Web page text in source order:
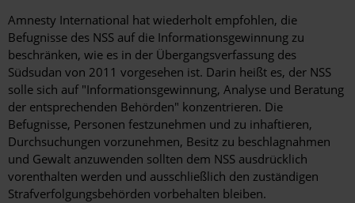
Amnesty International hat wiederholt empfohlen, die
Befugnisse des NSS auf die Informationsgewinnung zu
beschränken, wie es in der Übergangsverfassung des
Südsudan von 2011 vorgesehen ist. Darin heißt es, der NSS
solle sich auf "Informationsgewinnung, Analyse und Beratung
der entsprechenden Behörden" konzentrieren. Die
Befugnisse, Personen festzunehmen und zu inhaftieren,
Durchsuchungen vorzunehmen, Besitz zu beschlagnahmen
und Gewalt anzuwenden sollten dem NSS ausdrücklich
vorenthalten werden und ausschließlich den zuständigen
Strafverfolgungsbehörden vorbehalten bleiben.